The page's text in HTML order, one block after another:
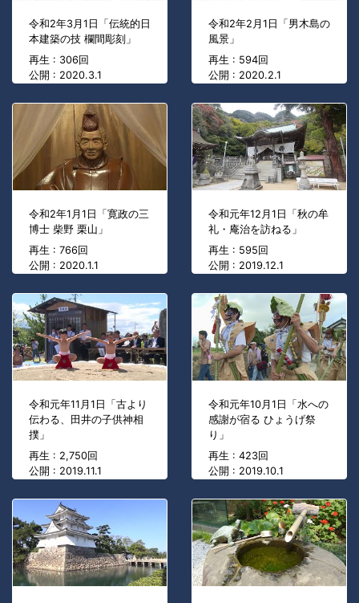
令和2年3月1日「伝統的日
本建築の技 欄間彫刻」
再生 : 306回
公開 : 2020.3.1
令和2年2月1日「男木島の
風景」
再生 : 594回
公開 : 2020.2.1
令和2年1月1日「寛政の三
博士 柴野 栗山」
再生 : 766回
公開 : 2020.1.1
令和元年12月1日「秋の牟
礼・庵治を訪ねる」
再生 : 595回
公開 : 2019.12.1
令和元年11月1日「古より
伝わる、田井の子供神相
撲」
再生 : 2,750回
公開 : 2019.11.1
令和元年10月1日「水への
感謝が宿る ひょうげ祭
り」
再生 : 423回
公開 : 2019.10.1